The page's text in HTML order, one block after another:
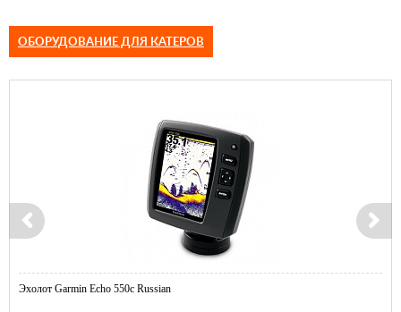
ОБОРУДОВАНИЕ ДЛЯ КАТЕРОВ
Эхолот Garmin Echo 550c Russian